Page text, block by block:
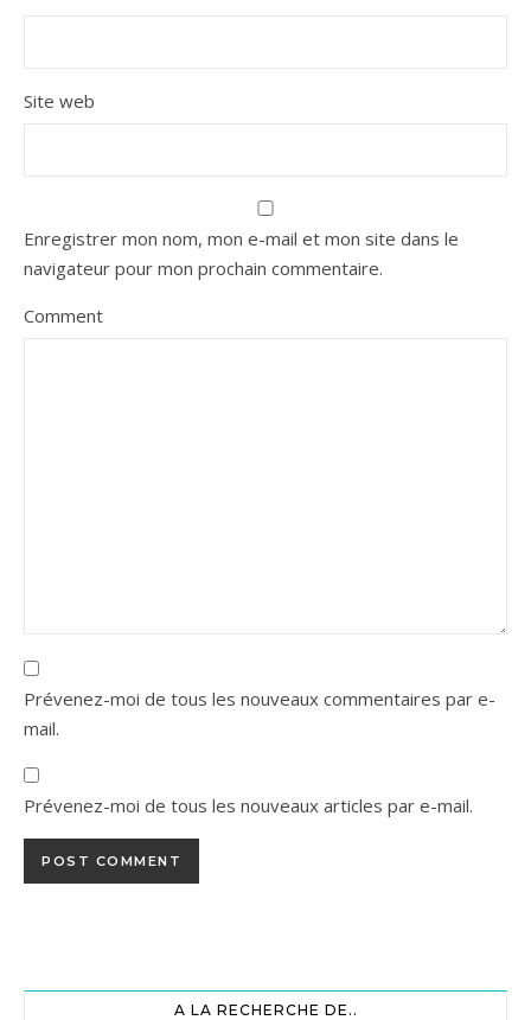
Site web
Enregistrer mon nom, mon e-mail et mon site dans le
navigateur pour mon prochain commentaire.
Comment
Prévenez-moi de tous les nouveaux commentaires par e-
mail.
Prévenez-moi de tous les nouveaux articles par e-mail.
A LA RECHERCHE DE..